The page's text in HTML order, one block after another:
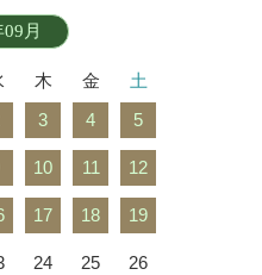
月
木 金
土
3 4 5
10 11 12
17 18 19
24 25 26